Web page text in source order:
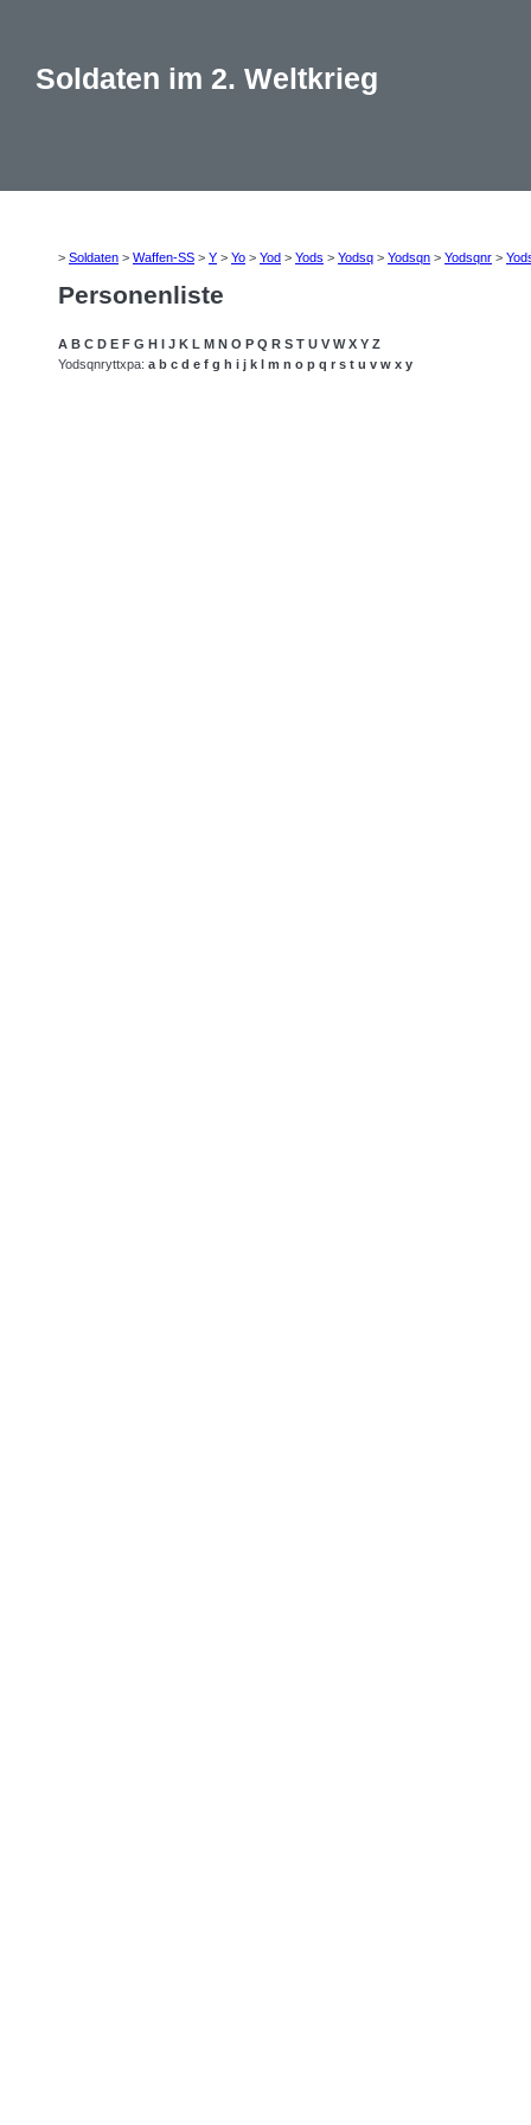
Soldaten im 2. Weltkrieg
> Soldaten > Waffen-SS > Y > Yo > Yod > Yods > Yodsq > Yodsqn > Yodsqnr >
Personenliste
A B C D E F G H I J K L M N O P Q R S T U V W X Y Z
Yodsqnryttxpa: a b c d e f g h i j k l m n o p q r s t u v w x y